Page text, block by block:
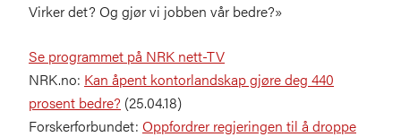
Virker det? Og gjør vi jobben vår bedre?»
Se programmet på NRK nett-TV
NRK.no: Kan åpent kontorlandskap gjøre deg 440
prosent bedre? (25.04.18)
Forskerforbundet: Oppfordrer regjeringen til å droppe